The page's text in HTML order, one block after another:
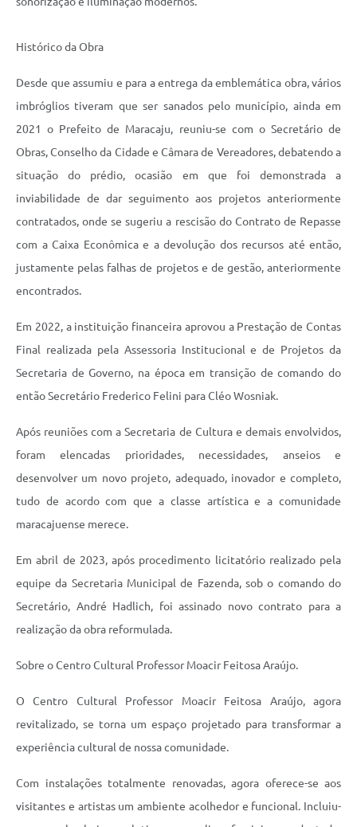
Histórico da Obra
Desde que assumiu e para a entrega da emblemática obra, vários
imbróglios tiveram que ser sanados pelo município, ainda em
2021 o Prefeito de Maracaju, reuniu-se com o Secretário de
Obras, Conselho da Cidade e Câmara de Vereadores, debatendo a
situação do prédio, ocasião em que foi demonstrada a
inviabilidade de dar seguimento aos projetos anteriormente
contratados, onde se sugeriu a rescisão do Contrato de Repasse
com a Caixa Econômica e a devolução dos recursos até então,
justamente pelas falhas de projetos e de gestão, anteriormente
encontrados.
Em 2022, a instituição financeira aprovou a Prestação de Contas
Final realizada pela Assessoria Institucional e de Projetos da
Secretaria de Governo, na época em transição de comando do
então Secretário Frederico Felini para Cléo Wosniak.
Após reuniões com a Secretaria de Cultura e demais envolvidos,
foram elencadas prioridades, necessidades, anseios e
desenvolver um novo projeto, adequado, inovador e completo,
tudo de acordo com que a classe artística e a comunidade
maracajuense merece.
Em abril de 2023, após procedimento licitatório realizado pela
equipe da Secretaria Municipal de Fazenda, sob o comando do
Secretário, André Hadlich, foi assinado novo contrato para a
realização da obra reformulada.
Sobre o Centro Cultural Professor Moacir Feitosa Araújo.
O Centro Cultural Professor Moacir Feitosa Araújo, agora
revitalizado, se torna um espaço projetado para transformar a
experiência cultural de nossa comunidade.
Com instalações totalmente renovadas, agora oferece-se aos
visitantes e artistas um ambiente acolhedor e funcional. Incluiu-